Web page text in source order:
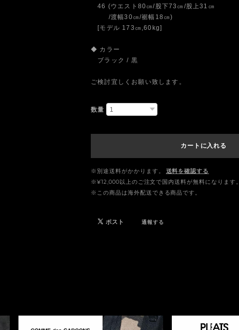
46 (ウエスト80㎝/股下73㎝/股上31㎝
/渡幅30㎝/裾幅18㎝)
[モデル 173㎝,60kg]
◆ カラー
ブラック / 黒
ご検討宜しくお願い致します。
数量
カートに入れる
※別途送料がかかります。
送料を確認する
※¥12,000以上のご注文で国内送料が無料になります。
※この商品は海外配送できる商品です。
通報する